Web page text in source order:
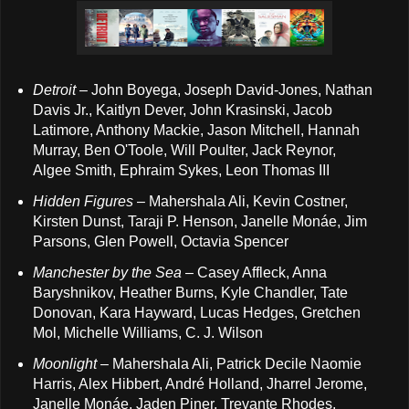
Detroit– John Boyega, Joseph David-Jones, Nathan
Davis Jr., Kaitlyn Dever, John Krasinski, Jacob
Latimore, Anthony Mackie, Jason Mitchell, Hannah
Murray, Ben O'Toole, Will Poulter, Jack Reynor,
Algee Smith, Ephraim Sykes, Leon Thomas III
Hidden Figures – Mahershala Ali, Kevin Costner,
Kirsten Dunst, Taraji P. Henson, Janelle Monáe, Jim
Parsons, Glen Powell, Octavia Spencer
Manchester by the Sea – Casey Affleck, Anna
Baryshnikov, Heather Burns, Kyle Chandler, Tate
Donovan, Kara Hayward, Lucas Hedges, Gretchen
Mol, Michelle Williams, C. J. Wilson
Moonlight– Mahershala Ali, Patrick Decile Naomie
Harris, Alex Hibbert, André Holland, Jharrel Jerome,
Janelle Monáe, Jaden Piner, Trevante Rhodes,